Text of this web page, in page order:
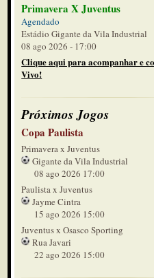
Primavera X Juventus
Agendado
Estádio Gigante da Vila Industrial
08 ago 2026 - 17:00
Clique aqui para acompanhar e
Vivo!
Próximos Jogos
Copa Paulista
Primavera x Juventus
Gigante da Vila Industrial
08 ago 2026 17:00
Paulista x Juventus
Jayme Cintra
15 ago 2026 15:00
Juventus x Osasco Sporting
Rua Javari
22 ago 2026 15:00